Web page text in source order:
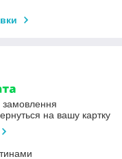
замовлення
на вашу картку